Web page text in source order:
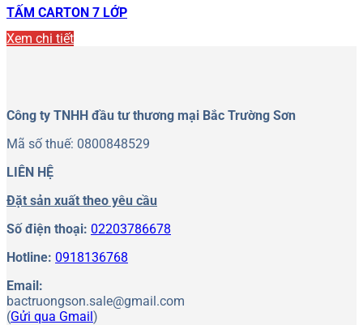
TẤM CARTON 7 LỚP
Xem chi tiết
Công ty TNHH đầu tư thương mại Bắc Trường Sơn
Mã số thuế: 0800848529
LIÊN HỆ
Đặt sản xuất theo yêu cầu
Số điện thoại: 02203786678
Hotline: 0918136768
Email:
bactruongson.sale@gmail.com
(Gửi qua Gmail)